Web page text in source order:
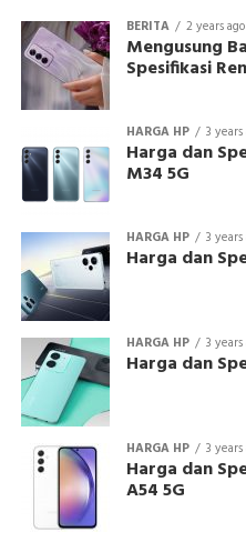
BERITA 2 years ago
Mengusung
Spesifikasi
HARGA HP 3 years
Harga dan
M34 5G
HARGA HP 3 years
Harga dan
HARGA HP 3 years
Harga dan
HARGA HP 3 years
Harga dan
A54 5G